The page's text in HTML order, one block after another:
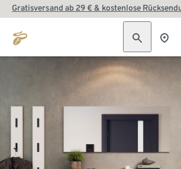
Gratisversand ab 29 € & kostenlose